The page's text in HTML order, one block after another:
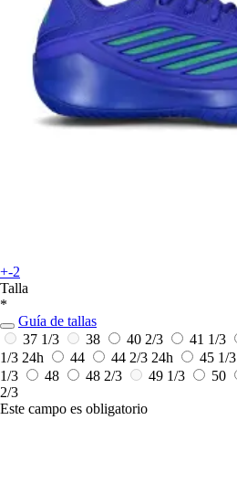
+-2
Talla
*
Guía de tallas
37 1/3
38 40 2/3 41 1/3
1/3 24h 44 44 2/3 24h 45 1/3
1/3
48 48 2/3 49 1/3 50
2/3
Este campo es obligatorio